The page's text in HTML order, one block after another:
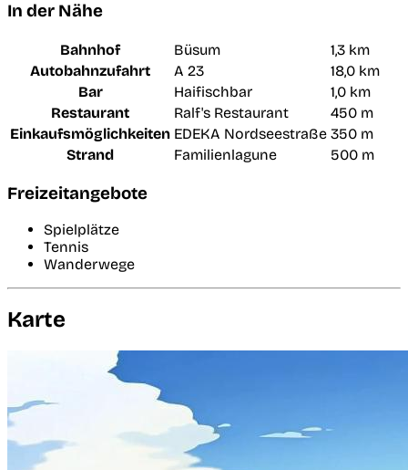
In der Nähe
Bahnhof Büsum
1,3 km
Autobahnzufahrt
A 23
18,0 km
Bar
Haifischbar
1,0 km
Restaurant
Ralf's Restaurant
450 m
Einkaufsmöglichkeiten EDEKA Nordseestraße 350 m
Strand
Familienlagune 500 m
Freizeitangebote
Spielplätze
Tennis
Wanderwege
Karte